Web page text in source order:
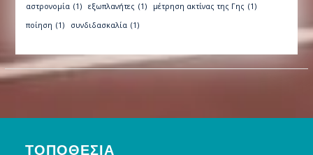
αστρονομία (1) εξωπλανήτες (1) μέτρηση ακτίνας της Γης (1)
ποίηση (1) συνδιδασκαλία (1)
ΤΟΠΟΘΕΣΊΑ